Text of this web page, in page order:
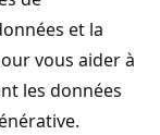
et la
vous aider à
les données